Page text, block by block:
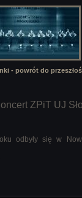
- powrót do
ZPiT UJ
odbyły się w